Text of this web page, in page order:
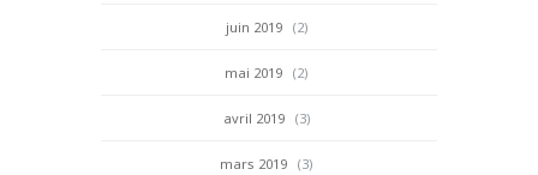
juin 2019 (2)
mai 2019 (2)
avril 2019 (3)
mars 2019 (3)